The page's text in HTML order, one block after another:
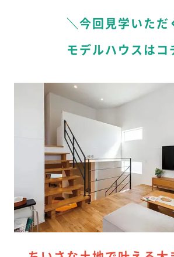
＼今回見学いただ
モデルハウスはコ